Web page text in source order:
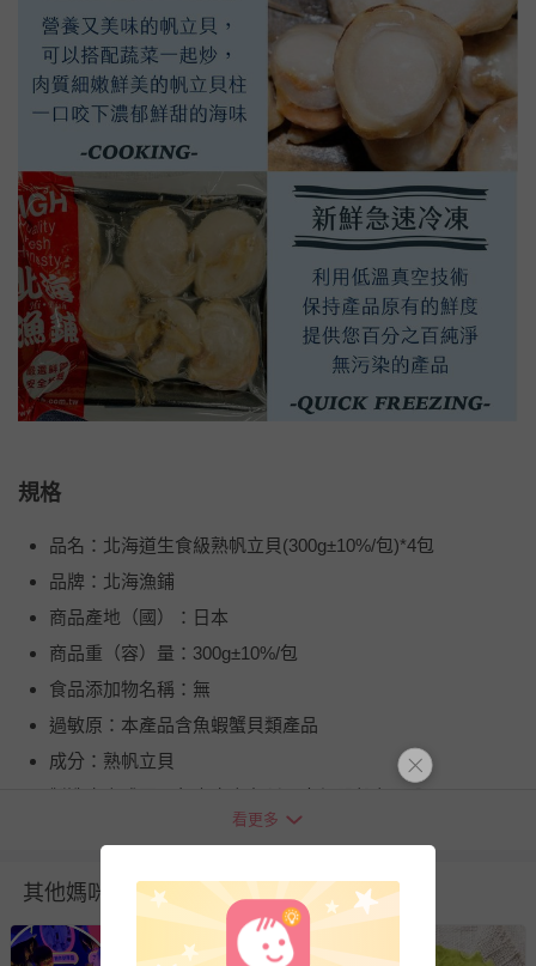
規格
品名：北海道生食級熟帆立貝(300g±10%/包)*4包
品牌：北海漁鋪
商品產地（國）：日本
商品重（容）量：300g±10%/包
食品添加物名稱：無
過敏原：本產品含魚蝦蟹貝類產品
成分：熟帆立貝
牛/豬肉產地（國）：不含牛/豬肉
投保產品責任險字號：0855第11PDT00444號
看更多
其他媽咪也在逛